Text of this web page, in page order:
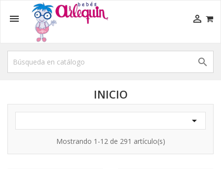
 

INICIO

Mostrando 1-12 de 291 artículo(s)